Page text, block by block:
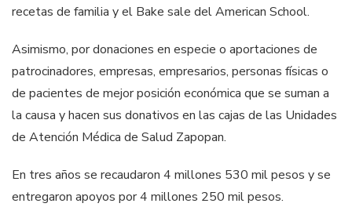
recetas de familia y el Bake sale del American School.
Asimismo, por donaciones en especie o aportaciones de
patrocinadores, empresas, empresarios, personas físicas o
de pacientes de mejor posición económica que se suman a
la causa y hacen sus donativos en las cajas de las Unidades
de Atención Médica de Salud Zapopan.
En tres años se recaudaron 4 millones 530 mil pesos y se
entregaron apoyos por 4 millones 250 mil pesos.